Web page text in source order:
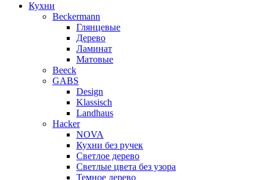
Кухни
Beckermann
Глянцевые
Дерево
Ламинат
Матовые
Beeck
GABS
Design
Klassisch
Landhaus
Hacker
NOVA
Кухни без ручек
Светлое дерево
Светлые цвета без узора
Темное дерево